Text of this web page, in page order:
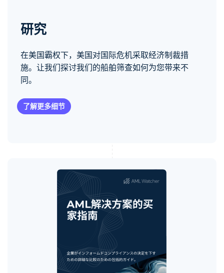
研究
在美国霸权下，美国对国际危机采取经济制裁措
施。让我们探讨我们的船舶筛查如何为您带来不
同。
了解更多细节